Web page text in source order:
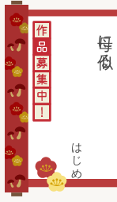
母に似る
はじめ